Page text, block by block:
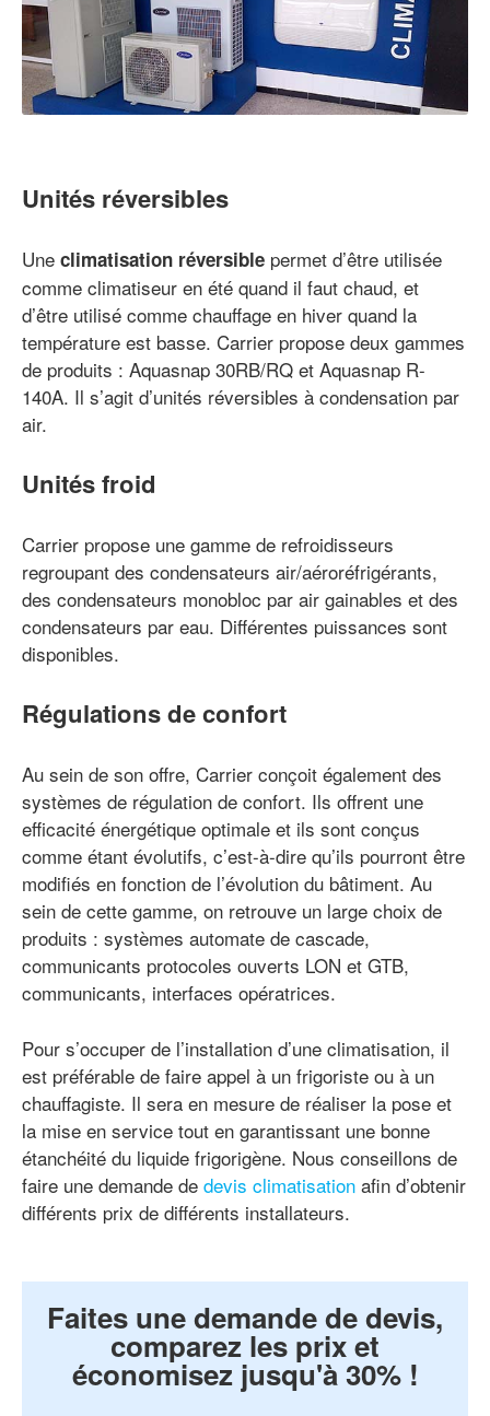
Unités réversibles
Une climatisation réversible permet d’être utilisée
comme climatiseur en été quand il faut chaud, et
d’être utilisé comme chauffage en hiver quand la
température est basse. Carrier propose deux gammes
de produits : Aquasnap 30RB/RQ et Aquasnap R-
140A. Il s’agit d’unités réversibles à condensation par
air.
Unités froid
Carrier propose une gamme de refroidisseurs
regroupant des condensateurs air/aéroréfrigérants,
des condensateurs monobloc par air gainables et des
condensateurs par eau. Différentes puissances sont
disponibles.
Régulations de confort
Au sein de son offre, Carrier conçoit également des
systèmes de régulation de confort. Ils offrent une
efficacité énergétique optimale et ils sont conçus
comme étant évolutifs, c’est-à-dire qu’ils pourront être
modifiés en fonction de l’évolution du bâtiment. Au
sein de cette gamme, on retrouve un large choix de
produits : systèmes automate de cascade,
communicants protocoles ouverts LON et GTB,
communicants, interfaces opératrices.
Pour s’occuper de l’installation d’une climatisation, il
est préférable de faire appel à un frigoriste ou à un
chauffagiste. Il sera en mesure de réaliser la pose et
la mise en service tout en garantissant une bonne
étanchéité du liquide frigorigène. Nous conseillons de
faire une demande de devis climatisation afin d’obtenir
différents prix de différents installateurs.
Faites une demande de devis,
comparez les prix et
économisez jusqu'à 30% !